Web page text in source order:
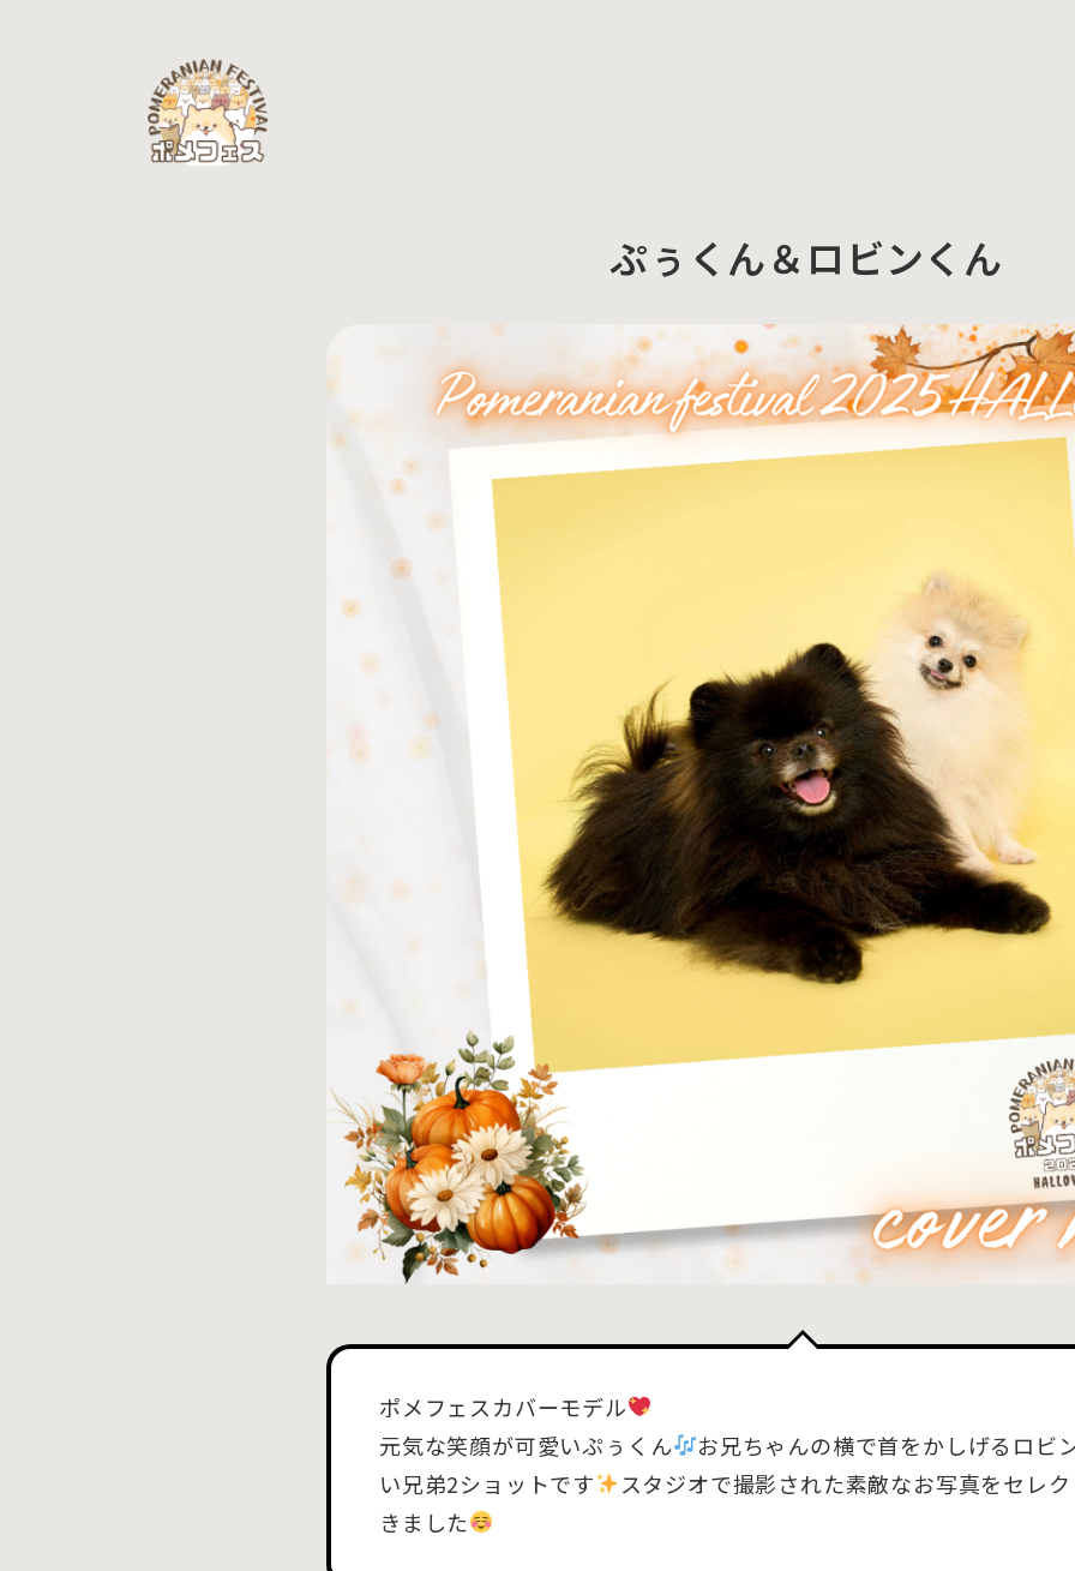
ぷぅくん＆ロビンくん
ポメフェスカバーモデル
元気な笑顔が可愛いぷぅくん
お兄ちゃんの横で首をかしげるロビ
い兄弟2ショットです
スタジオで撮影された素敵なお写真をセレ
きました